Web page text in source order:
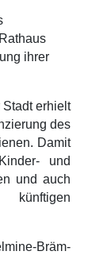
ihrer
erhielt
des
Damit
und
und auch
Bräm-